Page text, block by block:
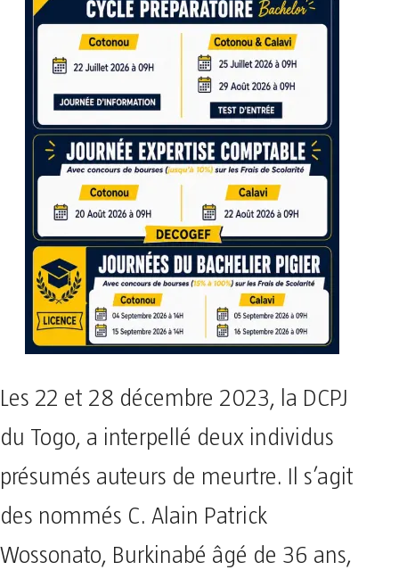
Les 22 et 28 décembre 2023, la DCPJ
du Togo, a interpellé deux individus
présumés auteurs de meurtre. Il s’agit
des nommés C. Alain Patrick
Wossonato, Burkinabé âgé de 36 ans,